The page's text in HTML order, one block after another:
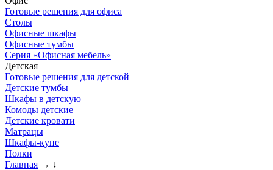
Готовые решения для офиса
Столы
Офисные шкафы
Офисные тумбы
Серия «Офисная мебель»
Детская
Готовые решения для детской
Детские тумбы
Шкафы в детскую
Комоды детские
Детские кровати
Матрацы
Шкафы-купе
Полки
Главная → ↓